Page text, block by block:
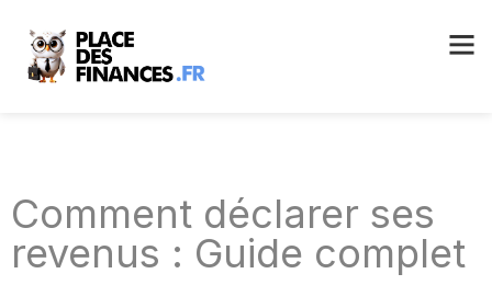
Comment déclarer ses
revenus : Guide complet